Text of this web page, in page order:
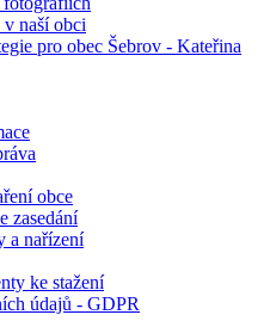
naší obci
pro obec Šebrov - Kateřina
obce
zasedání
a nařízení
ke stažení
údajů - GDPR